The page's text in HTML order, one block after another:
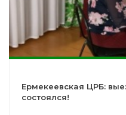
Ермекеевская ЦРБ:
состоялся!